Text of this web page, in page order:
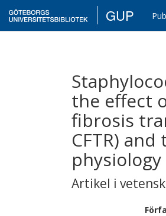
GUP
the effect
fibrosis
CFTR)
physiology
Artikel i